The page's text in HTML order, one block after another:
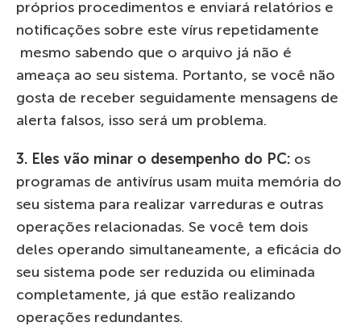
próprios procedimentos e enviará relatórios e
notificações sobre este vírus repetidamente
mesmo sabendo que o arquivo já não é
ameaça ao seu sistema. Portanto, se você não
gosta de receber seguidamente mensagens de
alerta falsos, isso será um problema.
3. Eles vão minar o desempenho do PC: os
programas de antivírus usam muita memória do
seu sistema para realizar varreduras e outras
operações relacionadas. Se você tem dois
deles operando simultaneamente, a eficácia do
seu sistema pode ser reduzida ou eliminada
completamente, já que estão realizando
operações redundantes.